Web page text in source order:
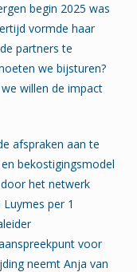
begin 2025 was
vormde haar
partners te
we bijsturen?
willen de impact
afspraken aan te
bekostigingsmodel
het netwerk
per 1
voor
neemt Anja van